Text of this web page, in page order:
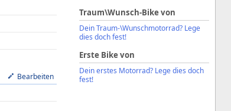
Bearbeiten
Traum\Wunsch-Bike von
Dein Traum-\Wunschmotorrad? Lege
dies doch fest!
Erste Bike von
Dein erstes Motorrad? Lege dies doch
fest!